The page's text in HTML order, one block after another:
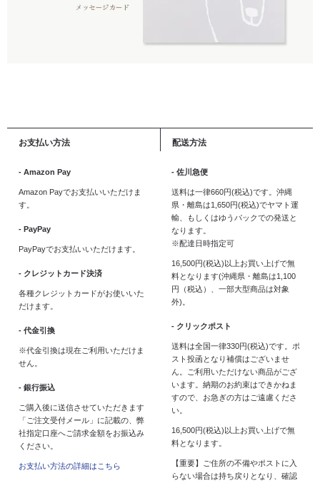
お支払い方法
- Amazon Pay
Amazon Payでお支払いいただけま
す。
- PayPay
PayPayでお支払いいただけます。
- クレジットカード決済
各種クレジットカードがお使いいた
だけます。
- 代金引換
※代金引換は現在ご利用いただけま
せん。
- 銀行振込
ご購入後に送信させていただきます
「ご注文受付メール」に記載の、弊
社指定口座へご請求金額をお振込み
ください。
お支払い方法の詳細はこちら
配送方法
- 佐川急便
送料は一律660円(税込)です。沖縄
県・離島は1,650円(税込)でヤマト運
輸、もしくはゆうパックでの発送と
なります。
※配達日時指定可
16,500円(税込)以上お買い上げで無
料となります(沖縄県・離島は1,100
円（税込）、一部大型商品は対象
外)。
- クリックポスト
送料は全国一律330円(税込)です。ポ
スト投函となり補償はございませ
ん。ご利用いただけない商品がござ
います。納期のお約束はできかねま
すので、お急ぎの方はご遠慮くださ
い。
16,500円(税込)以上お買い上げで無
料となります。
【重要】ご住所の不備やポストに入
らない場合は持ち戻りとなり、確認